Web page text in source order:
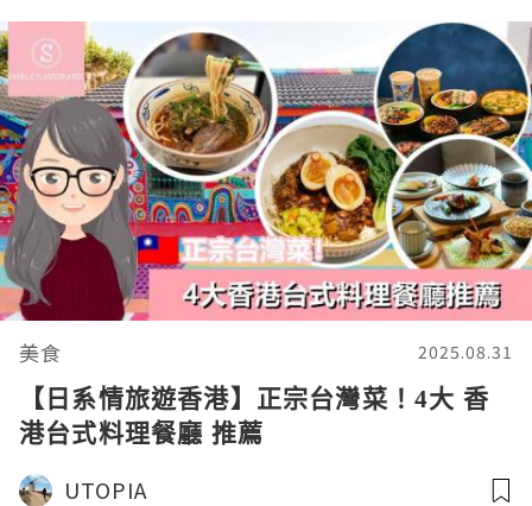
美食 2025.08.31
【日系情旅遊香港】正宗台灣菜！4大 香
港台式料理餐廳 推薦
UTOPIA